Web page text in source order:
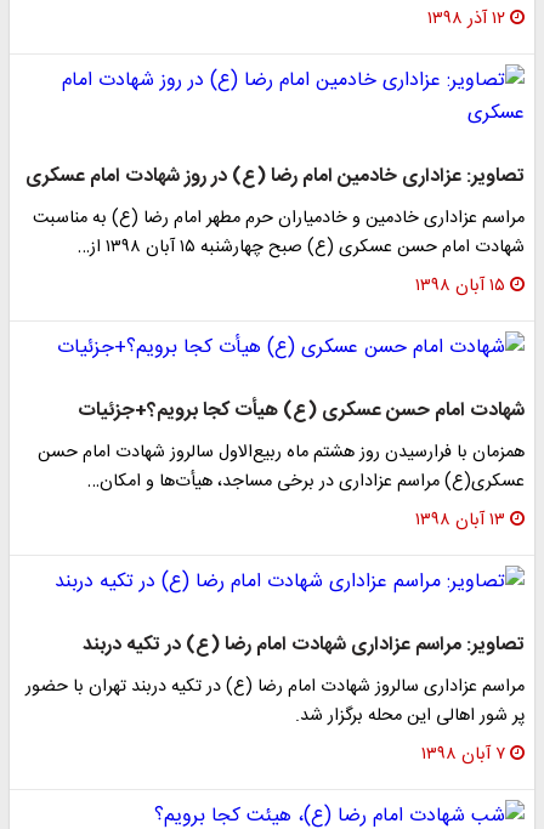
۱۲ آذر ۱۳۹۸
تصاویر: عزاداری خادمین امام رضا (ع) در روز شهادت امام عسکری
مراسم عزاداری خادمین و خادمیاران حرم مطهر امام رضا (ع) به مناسبت
شهادت امام حسن عسکری (ع) صبح چهارشنبه ۱۵ آبان ۱۳۹۸ از…
۱۵ آبان ۱۳۹۸
شهادت امام حسن عسکری (ع) هیأت کجا برویم؟+جزئیات
همزمان با فرارسیدن روز هشتم ماه ربیع‌الاول سالروز شهادت امام حسن
عسکری(ع) مراسم عزاداری در برخی مساجد، هیأت‌ها و امکان…
۱۳ آبان ۱۳۹۸
تصاویر: مراسم عزاداری شهادت امام رضا (ع) در تکیه دربند
مراسم عزاداری سالروز شهادت امام رضا (ع) در تکیه دربند تهران با حضور
پر شور اهالی این محله برگزار شد.
۷ آبان ۱۳۹۸